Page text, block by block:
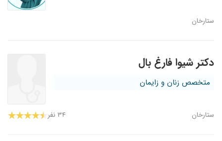
ستارخان
دکتر شیوا فارغ بال
متخصص زنان و زایمان
ستارخان ۳۴ نفر